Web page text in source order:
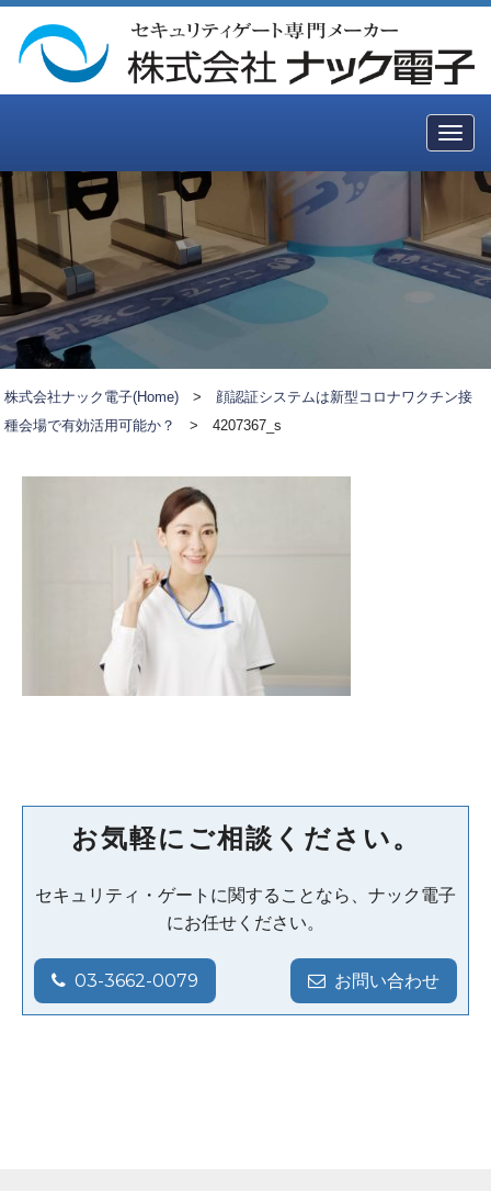
株式会社ナック電子(Home) > 顔認証システムは新型コロナワクチン接
種会場で有効活用可能か？
>4207367_s
お気軽にご相談ください。
セキュリティ・ゲートに関することなら、ナック電子
にお任せください。
03-3662-0079 お問い合わせ